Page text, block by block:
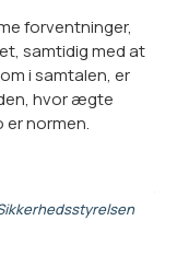
forventninger,
samtidig med at
i samtalen, er
hvor ægte
normen.